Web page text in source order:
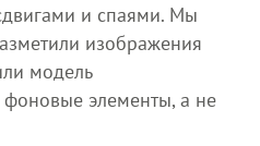
и спаями. Мы
изображения
модель
фоновые элементы, а не